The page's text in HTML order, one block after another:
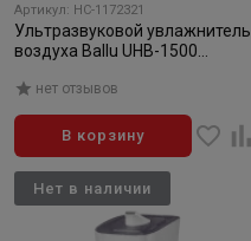
Артикул: НС-1172321
Ультразвуковой увлажнитель
воздуха Ballu UHB-1500
нет отзывов
В корзину
Нет в наличии